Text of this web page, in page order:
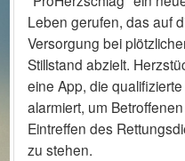
Leben gerufen, das auf
Versorgung bei
Stillstand abzielt.
eine App, die
alarmiert, um
Eintreffen des
zu stehen.